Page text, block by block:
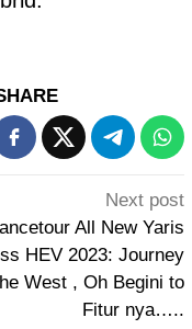
Next post
All New Yaris
HEV 2023: Journey
West , Oh Begini to
Fitur nya…..